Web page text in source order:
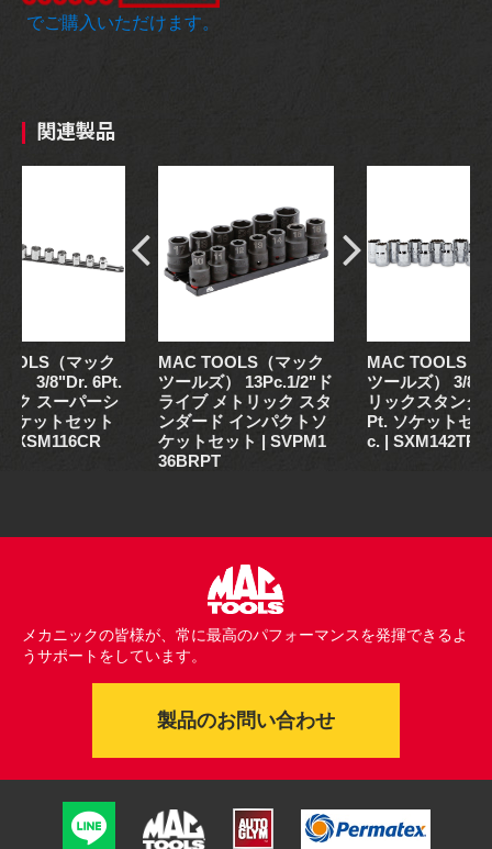
でご購入いただけます。
関連製品
（マック
） 3/8"Dr. 6Pt.
ク スーパーシ
ケットセット
MAC TOOLS（マック
ツールズ） 13Pc.1/2"ド
ライブ メトリック スタ
ンダード インパクトソ
ケットセット | SVPM1
36BRPT
MAC TOOLS（
ツールズ） 3/
リックスタンダ
Pt. ソケットセ
c. | SXM142TR
メカニックの皆様が、常に最高のパフォーマンスを発揮できるよ
うサポートをしています。
製品のお問い合わせ